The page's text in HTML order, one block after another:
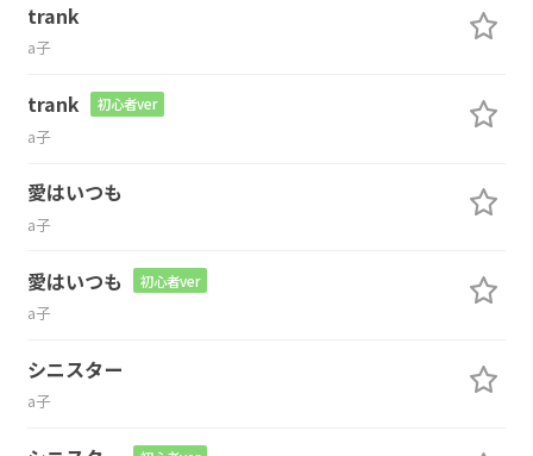
trank
a子
trank 初心者ver
a子
愛はいつも
a子
愛はいつも 初心者ver
a子
シニスター
a子